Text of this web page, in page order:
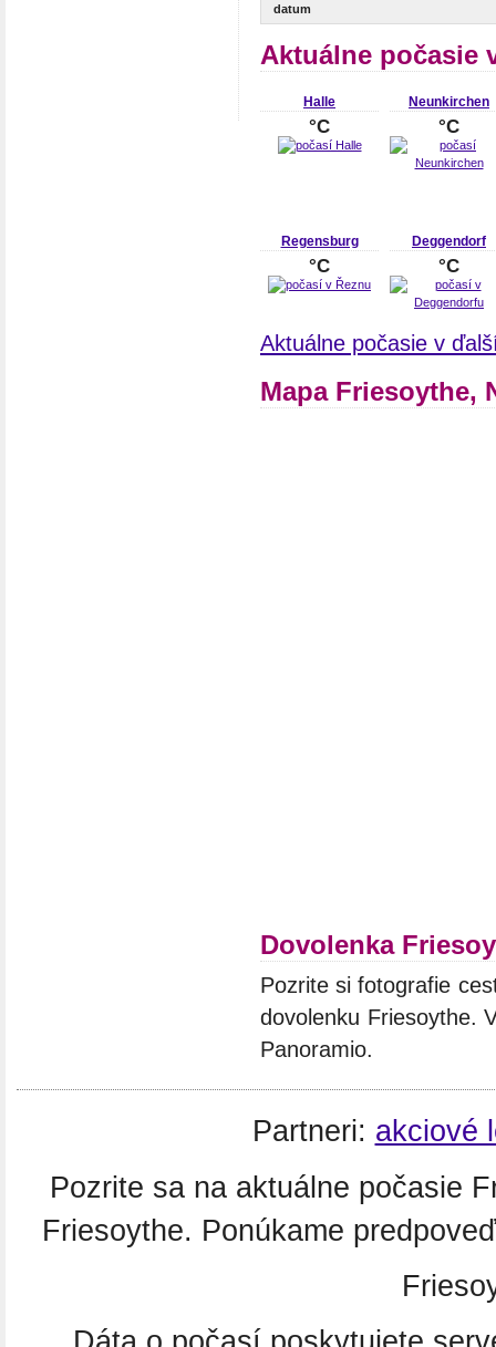
datum
Aktuálne počasie
Halle
°C
Neunkirchen
°C
Regensburg
°C
Deggendorf
°C
Aktuálne počasie v
Mapa Friesoythe,
Dovolenka
Pozrite si fotografie
dovolenku Friesoythe.
Panoramio.
Partneri: akciové
Pozrite sa na aktuálne počasie
Friesoythe. Ponúkame